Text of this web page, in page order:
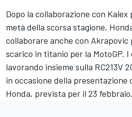
Dopo la collaborazione con
metà della scorsa stagione,
collaborare anche con Akrapovic
scarico in titanio per la MotoGP.
lavorando insieme sulla RC213V
in occasione della presentazione
Honda, prevista per il 23 febbraio.